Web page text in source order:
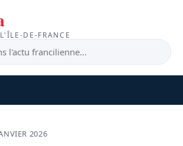
DE-FRANCE
2026